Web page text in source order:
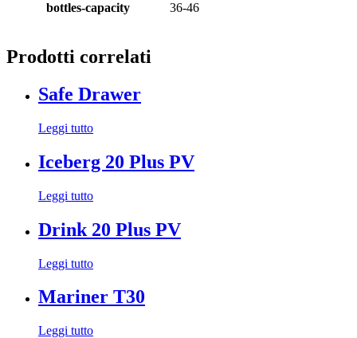
bottles-capacity 36-46
Prodotti correlati
Safe Drawer
Leggi tutto
Iceberg 20 Plus PV
Leggi tutto
Drink 20 Plus PV
Leggi tutto
Mariner T30
Leggi tutto